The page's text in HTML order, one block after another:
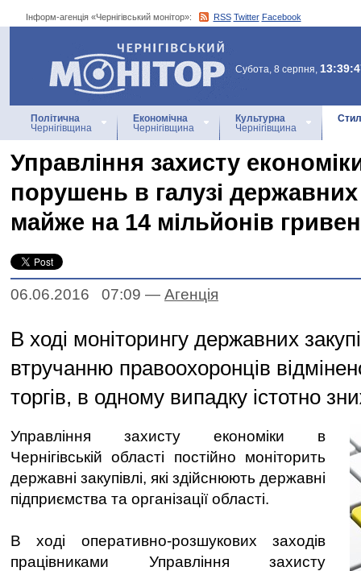
Інформ-агенція «Чернігівський монітор»: RSS Twitter Facebook
Інформ-агенція
«Чернігівський монітор»
Субота, 8 серпня,
Політична
Чернігівщина
Економічна
Чернігівщина
Культурна
Чернігівщина
Управління захисту
порушень в галузі державних
майже на 14 мільйонів
06.06.2016 07:09 — Агенцiя
В ході моніторингу державних
втручанню правоохоронців
торгів, в одному випадку істотно
Управління захисту економіки в
Чернігівській області постійно моніторить
державні закупівлі, які здійснюють державні
підприємства та організації області.
В ході оперативно-розшукових заходів
працівниками Управління захисту